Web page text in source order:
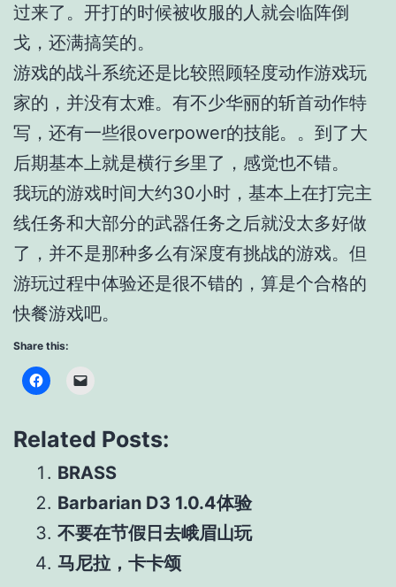
过来了。开打的时候被收服的人就会临阵倒
戈，还满搞笑的。
游戏的战斗系统还是比较照顾轻度动作游戏玩
家的，并没有太难。有不少华丽的斩首动作特
写，还有一些很overpower的技能。。到了大
后期基本上就是横行乡里了，感觉也不错。
我玩的游戏时间大约30小时，基本上在打完主
线任务和大部分的武器任务之后就没太多好做
了，并不是那种多么有深度有挑战的游戏。但
游玩过程中体验还是很不错的，算是个合格的
快餐游戏吧。
Share this:
Related Posts:
BRASS
Barbarian D3 1.0.4体验
不要在节假日去峨眉山玩
马尼拉，卡卡颂